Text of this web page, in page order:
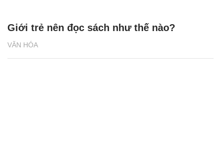
VĂN HÓA
Giới trẻ nên đọc sách như thế nào?